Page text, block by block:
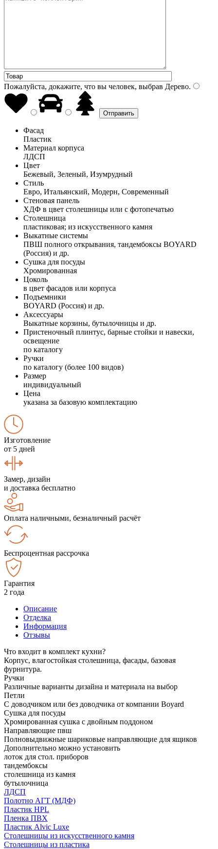
Пожалуйста, докажите, что вы человек, выбрав Дерево.
Фасад
Пластик
Материал корпуса
ЛДСП
Цвет
Бежевый, Зеленый, Изумрудный
Стиль
Евро, Итальянский, Модерн, Современный
Стеновая панель
ХДФ в цвет столешницы или с фотопечатью
Столешница
пластиковая; из искусственного камня
Выкатные системы
ПВШ полного открывания, тандембоксы BOYARD
(Россия) и др.
Сушка для посуды
Хромированная
Цоколь
в цвет фасадов или корпуса
Подъемники
BOYARD (Россия) и др.
Аксессуары
Выкатные корзины, бутылочницы и др.
Пристеночный плинтус, барные стойки и навески,
освещение
по каталогу
Ручки
по каталогу (более 100 видов)
Размер
индивидуальный
Цена
указана за базовую комплектацию
Изготовление
от 5 дней
Замер, дизайн
и доставка бесплатно
Оплата наличными, безналичный расчёт
Беспроцентная рассрочка
Гарантия
2 года
Описание
Отделка
Информация
Отзывы
Что входит в комплект кухни?
Корпус, влагостойкая столешница, фасады, базовая
фурнитура.
Ручки
Различные варианты дизайна и материала на выбор
Петли
С доводчиком или без доводчика от компании Boyard
Сушка для посуды
Хромированная сушка с двойным поддоном
Направляющие пвш
Полновыдвижные шариковые направляющие для ящиков
Дополнительно можно установить
лоток для стол. приборов
тандембоксы
столешница из камня
бутылочница
ЛДСП
Полотно АГТ (МДФ)
Пластик HPL
Пленка ПВХ
Пластик Alvic Luxe
Столешницы из искусственного камня
Столешницы из пластика